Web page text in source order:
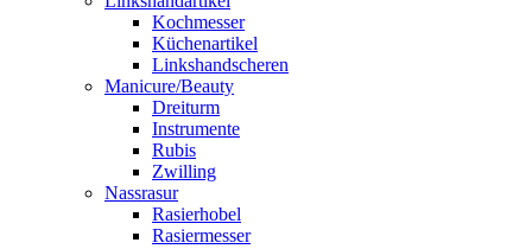
Kochmesser
Küchenartikel
Linkshandscheren
Manicure/Beauty
Dreiturm
Instrumente
Rubis
Zwilling
Nassrasur
Rasierhobel
Rasiermesser